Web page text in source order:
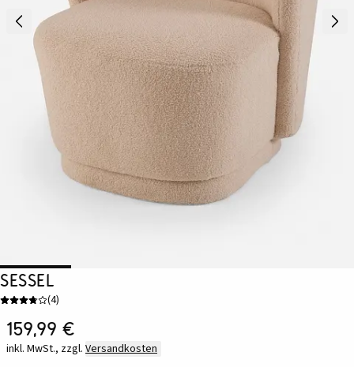
Sessel
(4)
159,99 €
inkl. MwSt., zzgl. Versandkosten